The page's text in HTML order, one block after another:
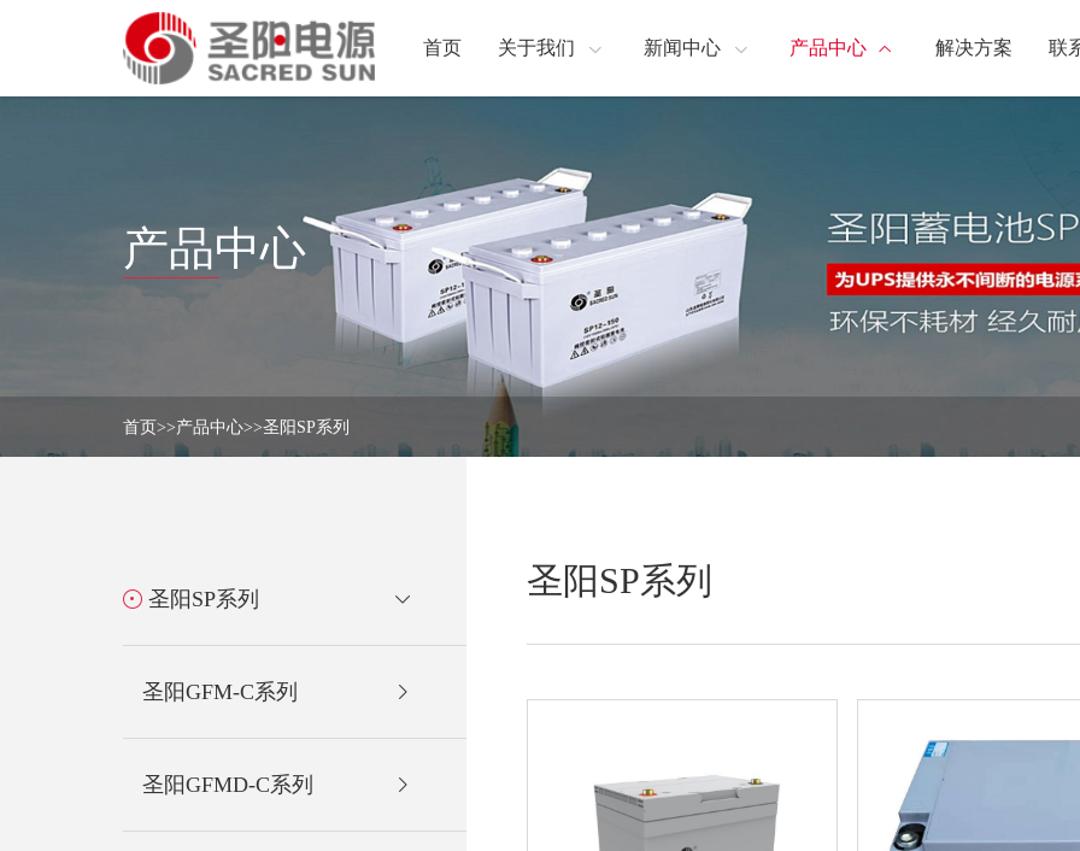
首页 关于我们 新闻中心 产品中心 解决方案 联
产品中心
首页>>产品中心>>圣阳SP系列
圣阳SP系列
圣阳GFM-C系列
圣阳GFMD-C系列
圣阳SP系列
页
决
案